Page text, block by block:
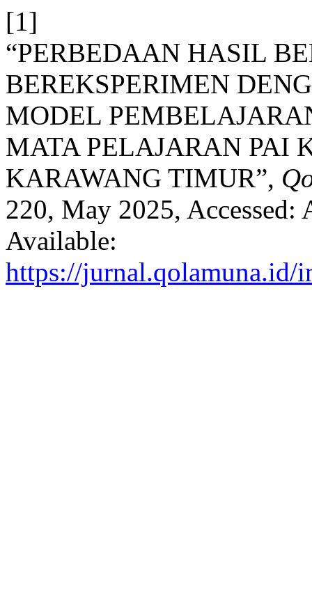
[1]
“PERBEDAAN HASIL
BEREKSPERIMEN
MODEL
MATA PELAJARAN PAI
KARAWANG TIMUR”,
220, May 2025,
Available:
https://jurnal.qolamuna.id/